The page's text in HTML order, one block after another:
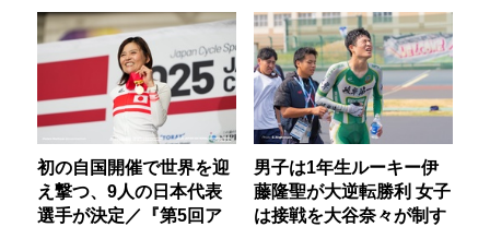
初の自国開催で世界を迎
え撃つ、9人の日本代表
選手が決定／『第5回ア
男子は1年生ルーキー伊
藤隆聖が大逆転勝利 女子
は接戦を大谷奈々が制す